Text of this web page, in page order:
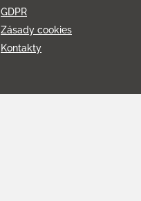
GDPR
Zásady cookies
Kontakty